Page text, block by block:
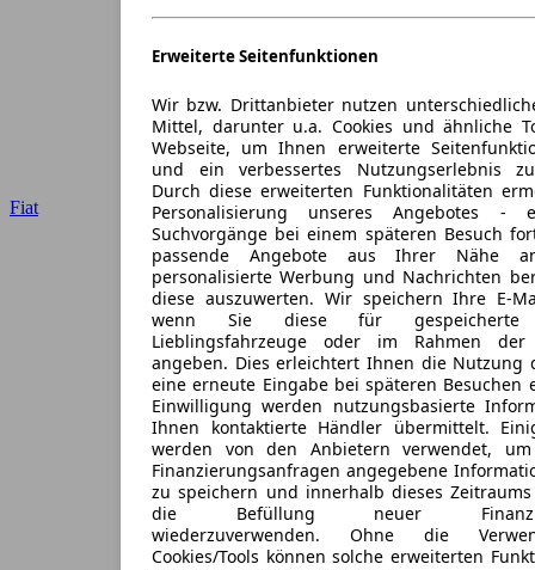
Erweiterte Seitenfunktionen
Wir bzw. Drittanbieter nutzen
Mittel, darunter u.a. Cookies und ähnliche
Webseite, um Ihnen erweiterte
und ein verbessertes Nutzungserlebnis
Durch diese erweiterten Funktionalitäten
Personalisierung unseres Angebotes
Suchvorgänge bei einem späteren Besuch
passende Angebote aus Ihrer Nähe
personalisierte Werbung und Nachrichten
diese auszuwerten. Wir speichern Ihre E-
wenn Sie diese für gespeicherte
Lieblingsfahrzeuge oder im Rahmen der
angeben. Dies erleichtert Ihnen die Nutzung
eine erneute Eingabe bei späteren
Einwilligung werden nutzungsbasierte
Ihnen kontaktierte Händler übermittelt.
werden von den Anbietern verwendet,
Finanzierungsanfragen angegebene
zu speichern und innerhalb dieses
die Befüllung neuer
wiederzuverwenden. Ohne die
Cookies/Tools können solche erweiterten
Fiat